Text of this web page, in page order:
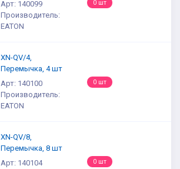
Арт: 140099
Производитель:
EATON
0 шт
XN-QV/4,
Перемычка, 4 шт
Арт: 140100
Производитель:
EATON
0 шт
XN-QV/8,
Перемычка, 8 шт
Арт: 140104
0 шт